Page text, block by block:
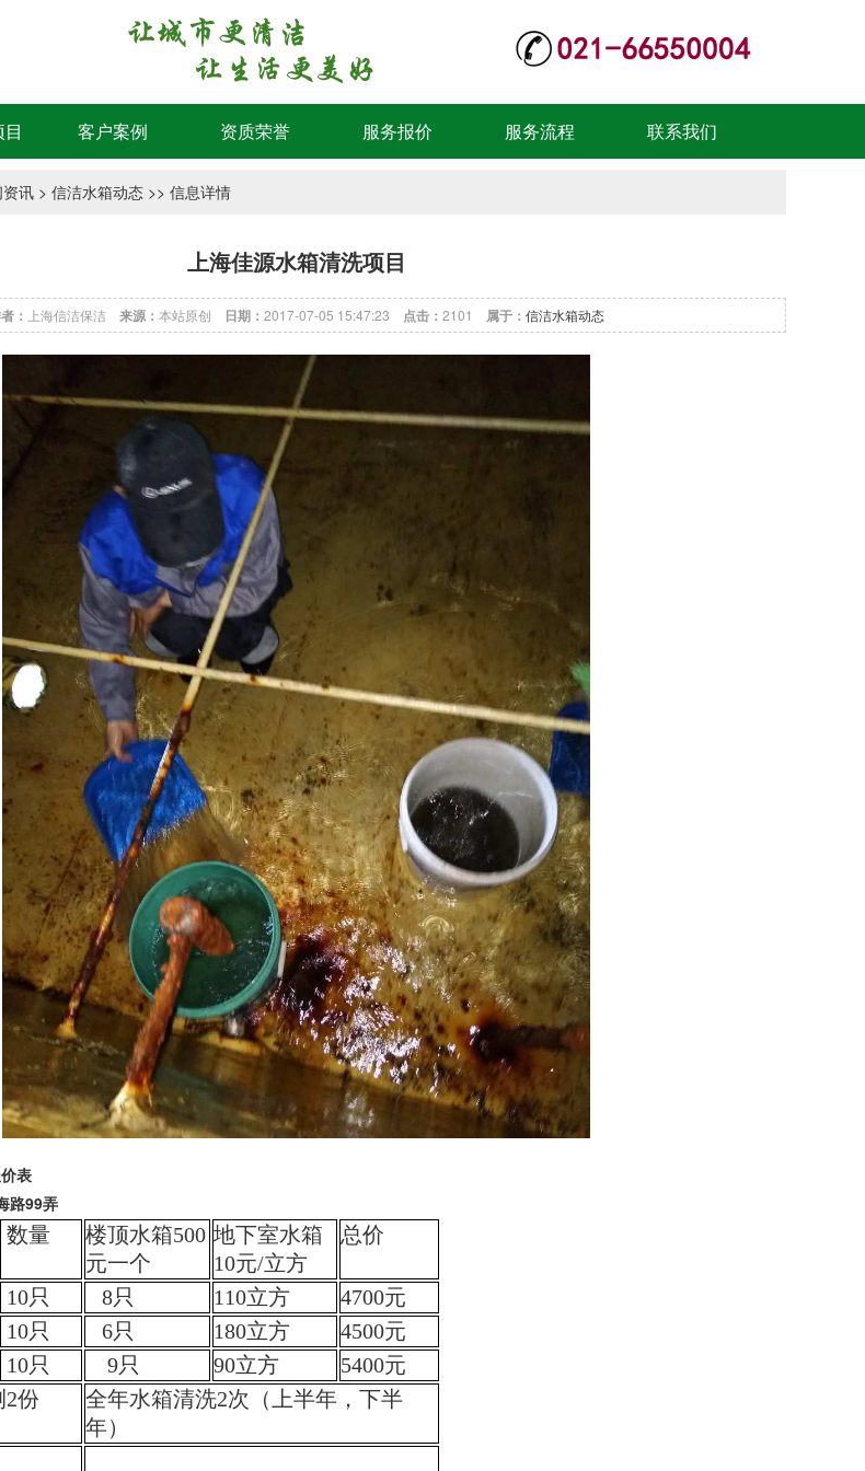
客户案例 资质荣誉 服务报价 服务流程 联系我们
讯 > 信洁水箱动态 >> 信息详情
上海佳源水箱清洗项目
： 上海信洁保洁 来源： 本站原创 日期： 2017-07-05 15:47:23 点击： 2101 属于： 信洁水箱动态
表
路99弄
数量 楼顶水箱500
元一个
地下室水箱
10元/立方
总价
10只 8只 110立方 4700元
10只 6只 180立方 4500元
10只 9只 90立方
5400元
2份 全年水箱清洗2次（上半年，下半
年）